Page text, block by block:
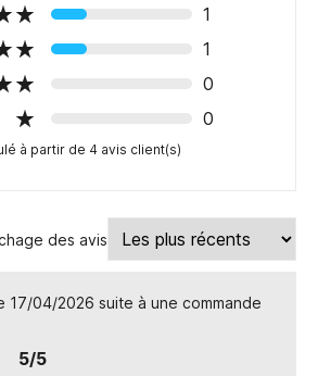
1
1
0
0
à partir de 4 avis client(s)
des avis
17/04/2026 suite à une commande
5/5